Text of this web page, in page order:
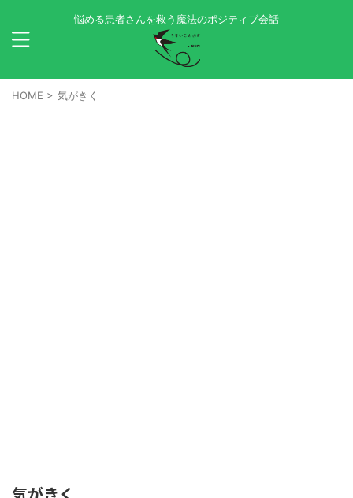
悩める患者さんを救う魔法のポジティブ会話
HOME > 気がきく